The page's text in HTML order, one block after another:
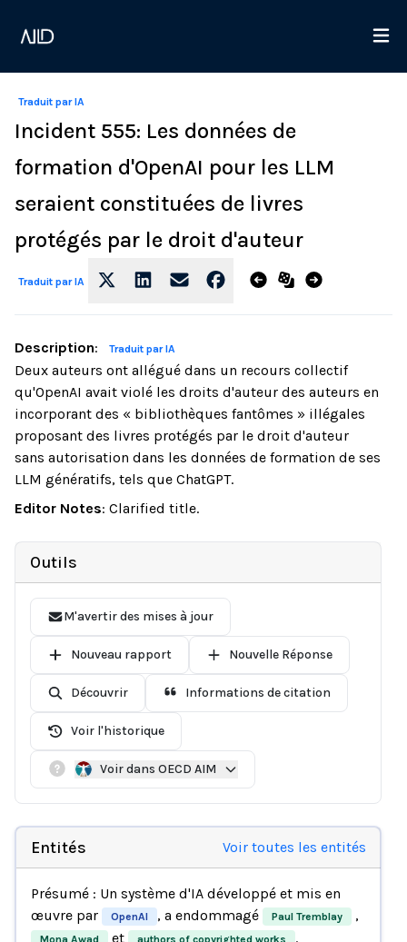
Traduit par IA
Incident 555: Les données de
formation d'OpenAI pour les LLM
seraient constituées de livres
protégés par le droit d'auteur
Traduit par IA
Description: Traduit par IA
Deux auteurs ont allégué dans un recours collectif
qu'OpenAI avait violé les droits d'auteur des auteurs en
incorporant des « bibliothèques fantômes » illégales
proposant des livres protégés par le droit d'auteur
sans autorisation dans les données de formation de ses
LLM génératifs, tels que ChatGPT.
Editor Notes: Clarified title.
Outils
M'avertir des mises à jour
Nouveau rapport Nouvelle Réponse
Découvrir Informations de citation
Voir l'historique
Voir dans OECD AIM
Entités Voir toutes les entités
Présumé : Un système d'IA développé et mis en
œuvre par
OpenAI , a endommagé Paul Tremblay ,
Mona Awad et authors of copyrighted works .